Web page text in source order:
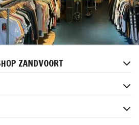
ZANDVOORT